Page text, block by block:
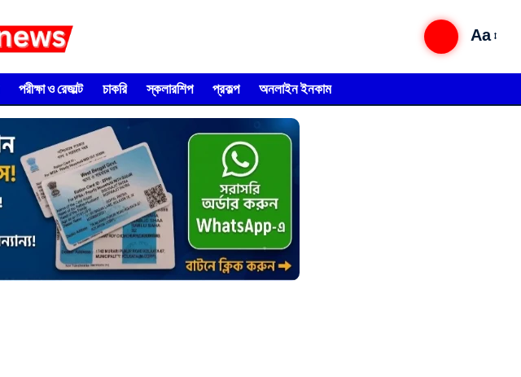
Aa
পরীক্ষা ও রেজাল্ট চাকরি স্কলারশিপ প্রকল্প অনলাইন ইনকাম